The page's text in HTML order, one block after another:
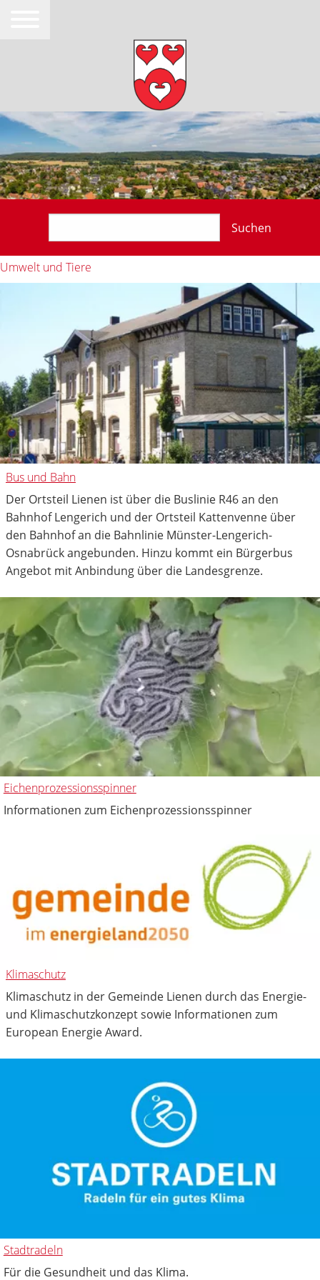
Suchen
Umwelt und Tiere
Bus und Bahn
Der Ortsteil Lienen ist über die Buslinie R46 an den
Bahnhof Lengerich und der Ortsteil Kattenvenne über
den Bahnhof an die Bahnlinie Münster-Lengerich-
Osnabrück angebunden. Hinzu kommt ein Bürgerbus
Angebot mit Anbindung über die Landesgrenze.
Eichenprozessionsspinner
Informationen zum Eichenprozessionsspinner
Klimaschutz
Klimaschutz in der Gemeinde Lienen durch das Energie-
und Klimaschutzkonzept sowie Informationen zum
European Energie Award.
Stadtradeln
Für die Gesundheit und das Klima.